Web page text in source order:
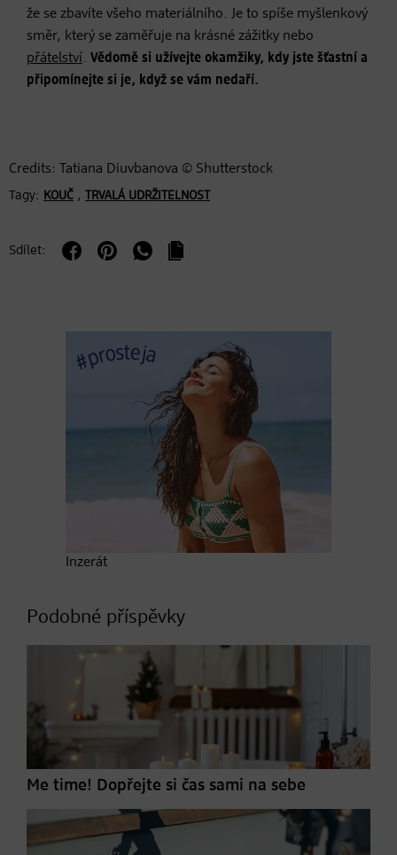
že se zbavíte všeho materiálního. Je to spíše myšlenkový
směr, který se zaměřuje na krásné zážitky nebo
přátelství. Vědomě si užívejte okamžiky, kdy jste šťastní a
připomínejte si je, když se vám nedaří.
Credits: Tatiana Diuvbanova © Shutterstock
Tagy: KOUČ , TRVALÁ UDRŽITELNOST
Sdílet:
Inzerát
Podobné příspěvky
Me time! Dopřejte si čas sami na sebe